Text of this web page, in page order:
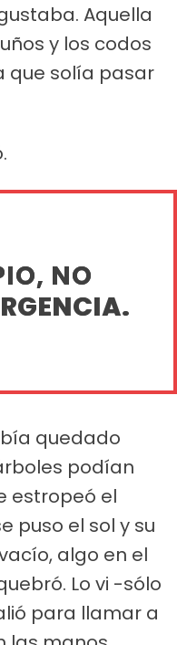
Aquella
y los codos
que solía pasar
NO
quedado
podían
estropeó el
puso el sol y su
algo en el
Lo vi -sólo
para llamar a